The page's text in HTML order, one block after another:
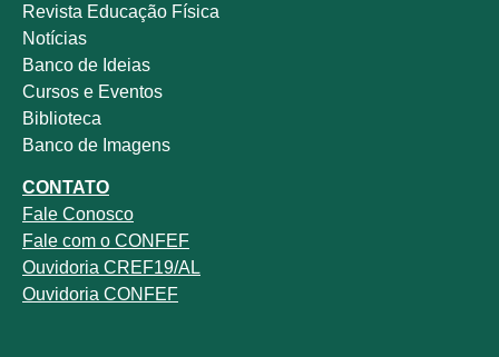
Revista Educação Física
Notícias
Banco de Ideias
Cursos e Eventos
Biblioteca
Banco de Imagens
CONTATO
Fale Conosco
Fale com o CONFEF
Ouvidoria CREF19/AL
Ouvidoria CONFEF